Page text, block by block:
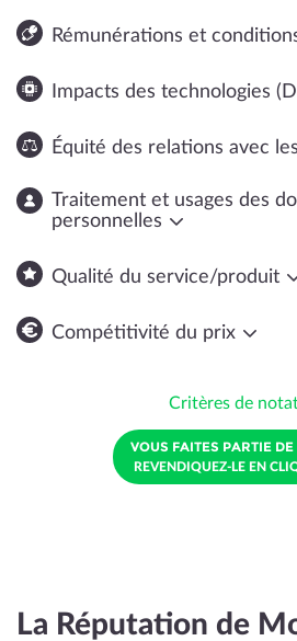
Rémunérations et
Impacts des technologies
Équité des relations avec
Traitement et usages des
personnelles
Qualité du service/produit
Compétitivité du prix
Critères de
VOUS FAITES PARTIE
REVENDIQUEZ-LE EN
La Réputation de